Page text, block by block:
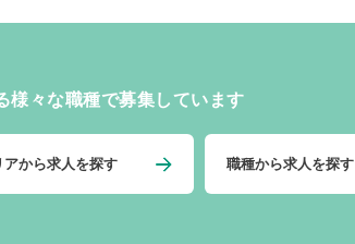
様々な職種で募集しています
アから求人を探す 職種から求人を探す